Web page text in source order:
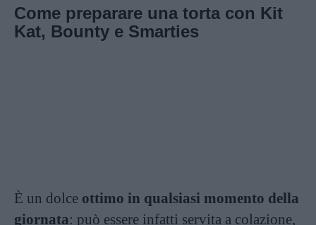
Come preparare una torta con Kit
Kat, Bounty e Smarties
È un dolce ottimo in qualsiasi momento della
giornata: può essere infatti servita a colazione,